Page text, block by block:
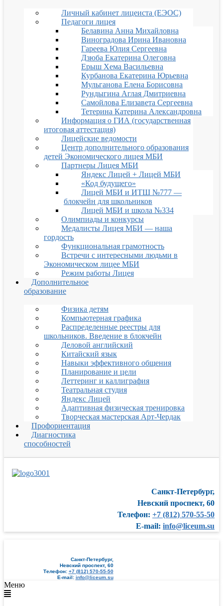
Личный кабинет лицеиста (ЕЭОС)
Педагоги лицея
Белавина Анна Михайловна
Виноградова Ирина Ивановна
Гареева Юлия Сергеевна
Дзюба Екатерина Олеговна
Ерыш Хема Васильевна
Курбанова Екатерина Юрьевна
Мульганова Елена Борисовна
Рундыгина Аглая Дмитриевна
Самойлова Елизавета Сергеевна
Тетерина Катерина Александровна
Информация о ГИА (государственная
итоговая аттестация)
Лицейские ведомости
Центр дополнительного образования
детей Экономического лицея МБИ
Партнеры Лицея МБИ
Яндекс Лицей + Лицей МБИ
«Код будущего»
Лицей МБИ и ИТШ №777 —
блокчейн для школьников
Лицей МБИ и школа №334
Олимпиады и конкурсы
Медалисты Лицея МБИ — наша
гордость
Функциональная грамотность
Встречи с интересными людьми в
Экономическом лицее МБИ
Режим работы Лицея
Дополнительное
образование
Физика детям
Компьютерная графика
Распределенные реестры для
школьников. Введение в блокчейн
Деловой английский
Китайский язык
Навыки эффективного общения
Планирование и цели
Леттеринг и каллиграфия
Театральная студия
Яндекс Лицей
Адаптивная физическая тренировка
Творческая мастерская Арт-Чердак
Профориентация
Диагностика
способностей
Санкт-Петербург,
Невский проспект, 60
Телефон: +7 (812) 570-55-50
E-mail: info@liceum.su
Санкт-Петербург,
Невский проспект, 60
Телефон: +7 (812) 570-55-50
E-mail: info@liceum.su
Меню